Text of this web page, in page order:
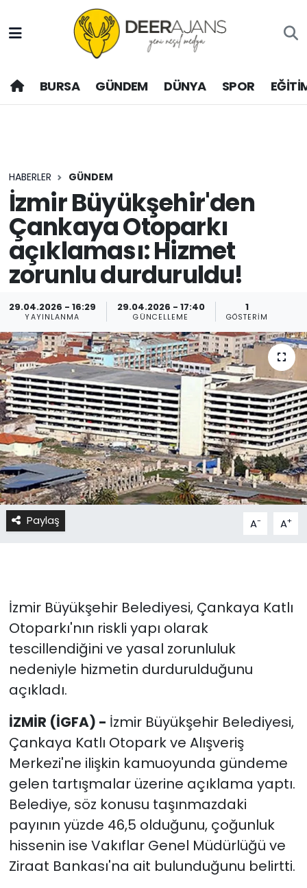
BURSA GÜNDEM DÜNYA SPOR
HABERLER GÜNDEM
İzmir Büyükşehir'den
Çankaya Otoparkı
açıklaması: Hizmet
zorunlu durduruldu!
29.04.2026 - 16:29
YAYINLANMA
29.04.2026 - 17:40
GÜNCELLEME
1
GÖSTERIM
Paylaş A- A+
İzmir Büyükşehir Belediyesi, Çankaya Katlı
Otoparkı'nın riskli yapı olarak
tescillendiğini ve yasal zorunluluk
nedeniyle hizmetin durdurulduğunu
açıkladı.
İZMİR (İGFA) - İzmir Büyükşehir Belediyesi,
Çankaya Katlı Otopark ve Alışveriş
Merkezi'ne ilişkin kamuoyunda gündeme
gelen tartışmalar üzerine açıklama yaptı.
Belediye, söz konusu taşınmazdaki
payının yüzde 46,5 olduğunu, çoğunluk
hissenin ise Vakıflar Genel Müdürlüğü ve
Ziraat Bankası'na ait bulunduğunu belirtti.
Hava Durumu
Trafik Durumu
Son Dakika Haberleri
Haber Arşivi